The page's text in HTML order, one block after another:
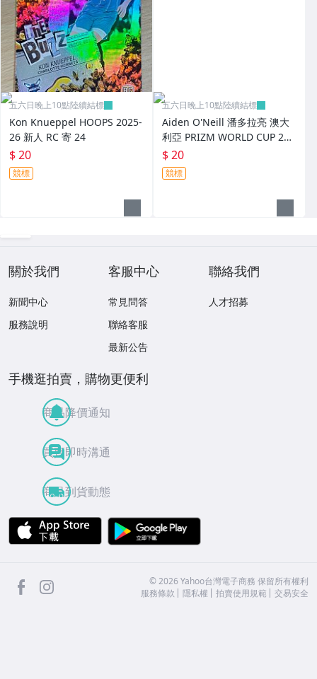
五六日晚上10點陸續結標
Kon Knueppel HOOPS 2025-
26 新人 RC 寄 24
$ 20
競標
五六日晚上10點陸續結標
Aiden O'Neill 潘多拉亮 澳大
利亞 PRIZM WORLD CUP 202
6 世界杯 新人 RC 寄 25
$ 20
競標
關於我們
新聞中心
服務說明
客服中心
常見問答
聯絡客服
最新公告
聯絡我們
人才招募
手機逛拍賣，購物更便利
商品降價通知
買賣即時溝通
商品到貨動態
APP Store
facebook ©2026 Yahoo台灣電子商務 保留所有權利
服務條款
隱私權 拍賣使用規範 交易安全